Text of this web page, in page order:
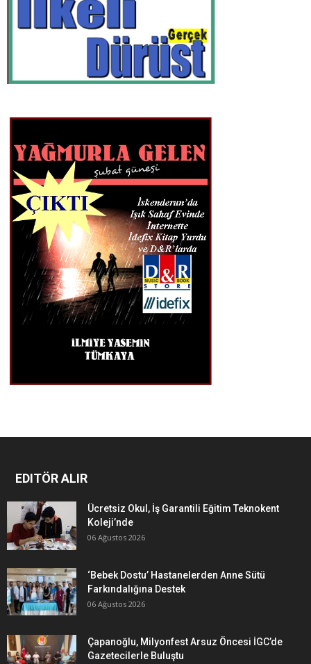
EDITÖR ALIR
Ücretsiz Okul, İş Garantili Eğitim Teknokent
Koleji’nde
06 Ağustos 2026
‘Bebek Dostu’ Hastanelerden Anne Sütü
Farkındalığına Destek
06 Ağustos 2026
Çapanoğlu, Milyonfest Arsuz Öncesi İGC’de
Gazetecilerle Buluştu